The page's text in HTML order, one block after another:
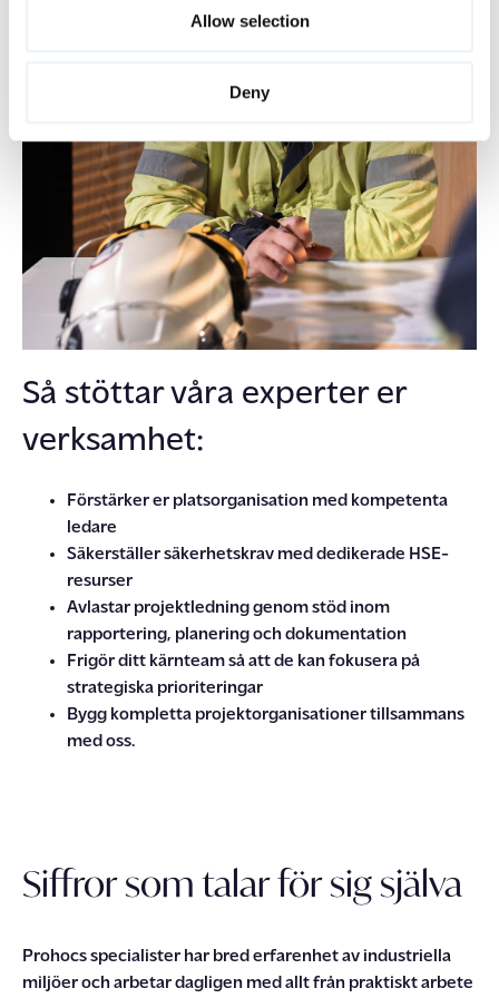
Allow selection
Deny
som stärkerkritiska faser I
Så stöttar våra experter er
verksamhet:
Förstärker er platsorganisation med kompetenta
ledare
Säkerställer säkerhetskrav med dedikerade HSE-
resurser
Avlastar projektledning genom stöd inom
rapportering, planering och dokumentation
Frigör ditt kärnteam så att de kan fokusera på
strategiska prioriteringar
Bygg kompletta projektorganisationer tillsammans
med oss.
Siffror som talar för sig själva
Prohocsspecialister har bred erfarenhet av industriella
miljöerocharbetar dagligen med allt från praktiskt arbete